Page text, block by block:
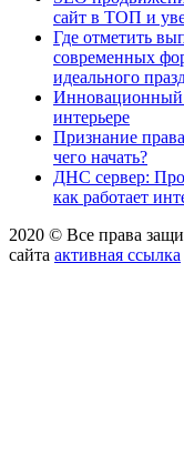
сайт в ТОП и
Где отметить
современных
идеального
Инновационный
интерьере
Признание
чего начать?
ДНС сервер:
как работает
2020 © Все права
сайта активная ссылка